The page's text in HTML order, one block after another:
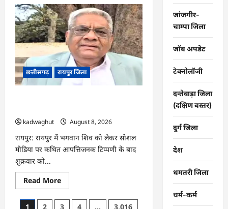
CG
:
छत्तीसगढ़
में
साइबर
ठगों
ने
नेता
को
बनाया
निशाना
…
छत्तीसगढ़ रायपुर जिला
kadwaghut
August 8, 2026
रायपुर: रायपुर में भगवान शिव को लेकर सोशल
मीडिया पर कथित आपत्तिजनक टिप्पणी के बाद
शुक्रवार को...
Read MoreRead
more
CG
1 2 3 4 …
3,016
जांजगीर-
चाम्पा जिला
जॉब अपडेट
टेक्नोलॉजी
दन्तेवाड़ा जिला
(दक्षिण बस्तर)
दुर्ग जिला
देश
धमतरी जिला
धर्म-कर्म